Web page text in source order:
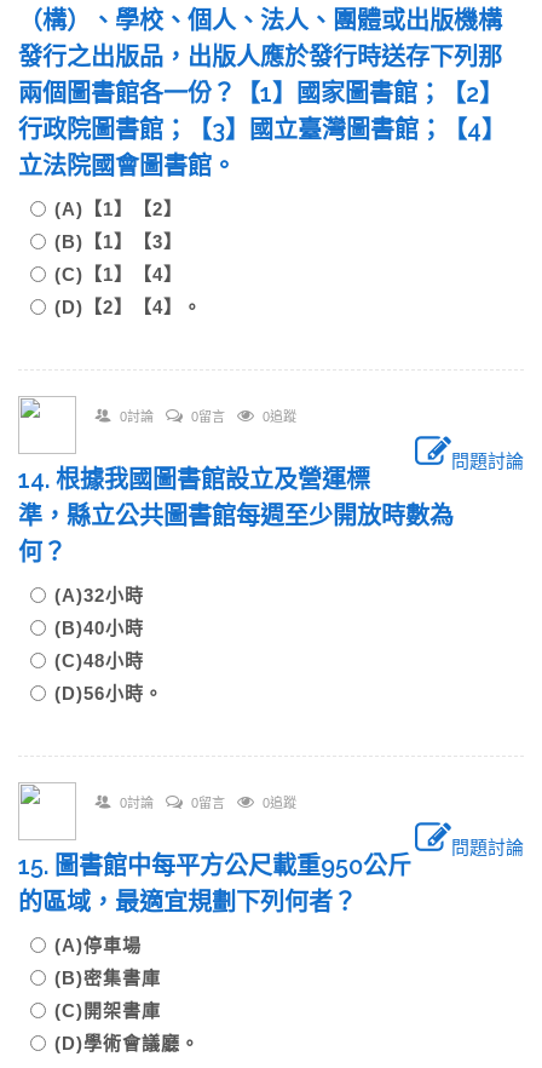
（構）、學校、個人、法人、團體或出版機構
發行之出版品，出版人應於發行時送存下列那
兩個圖書館各一份？【1】國家圖書館；【2】
行政院圖書館；【3】國立臺灣圖書館；【4】
立法院國會圖書館。
(A)【1】【2】
(B)【1】【3】
(C)【1】【4】
(D)【2】【4】。
0討論 0留言 0追蹤
問題討論
14. 根據我國圖書館設立及營運標
準，縣立公共圖書館每週至少開放時數為
何？
(A)32小時
(B)40小時
(C)48小時
(D)56小時。
0討論 0留言 0追蹤
問題討論
15. 圖書館中每平方公尺載重950公斤
的區域，最適宜規劃下列何者？
(A)停車場
(B)密集書庫
(C)開架書庫
(D)學術會議廳。